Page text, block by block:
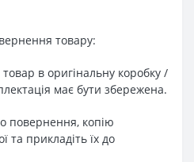
товару:
в оригінальну коробку /
має бути збережена.
повернення, копію
та прикладіть їх до